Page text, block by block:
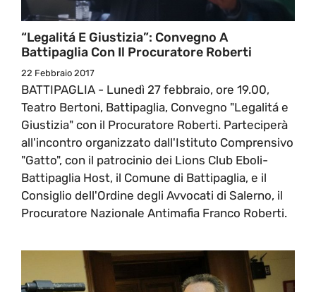
“Legalitá E Giustizia”: Convegno A
Battipaglia Con Il Procuratore Roberti
22 Febbraio 2017
BATTIPAGLIA - Lunedì 27 febbraio, ore 19.00,
Teatro Bertoni, Battipaglia, Convegno "Legalitá e
Giustizia" con il Procuratore Roberti. Parteciperà
all'incontro organizzato dall'Istituto Comprensivo
"Gatto", con il patrocinio dei Lions Club Eboli-
Battipaglia Host, il Comune di Battipaglia, e il
Consiglio dell'Ordine degli Avvocati di Salerno, il
Procuratore Nazionale Antimafia Franco Roberti.